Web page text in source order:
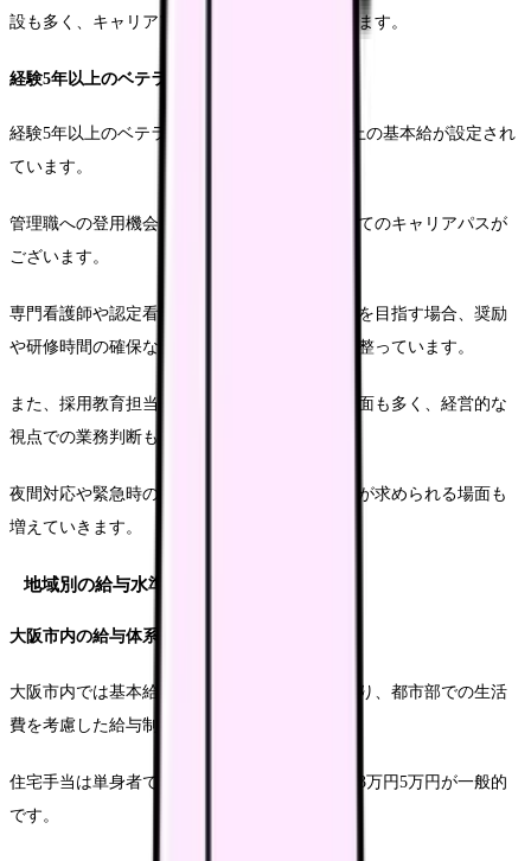
設も多く、キャリアアップの機会が充実しています。
経験5年以上のベテラン層
経験5年以上のベテラン看護師には、35万円以上の基本給が設定され
ています。
管理職への登用機会が増え、主任や管理者としてのキャリアパスが
ございます。
専門看護師や認定看護師などの高度な資格取得を目指す場合、奨励
や研修時間の確保など、手厚いサポート体制が整っています。
また、採用教育担当として新人教育に携わる場面も多く、経営的な
視点での業務判断も期待されています。
夜間対応や緊急時の判断など、高度な臨床判断が求められる場面も
増えていきます。
地域別の給与水準
大阪市内の給与体系
大阪市内では基本給が比較的高く設定されており、都市部での生活
費を考慮した給与制度となっています。
住宅手当は単身者で2万いくら3万円、一応主で3万円5万円が一般的
です。